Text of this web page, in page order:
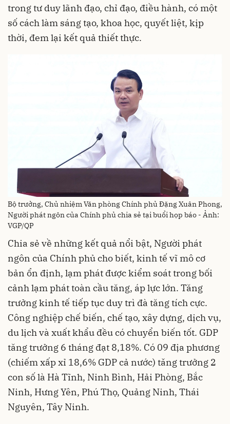
trong tư duy lãnh đạo, chỉ đạo, điều hành, có một
số cách làm sáng tạo, khoa học, quyết liệt, kịp
thời, đem lại kết quả thiết thực.
Bộ trưởng, Chủ nhiệm Văn phòng Chính phủ Đặng Xuân Phong,
Người phát ngôn của Chính phủ chia sẻ tại buổi họp báo - Ảnh:
VGP/QP
Chia sẻ về những kết quả nổi bật, Người phát
ngôn của Chính phủ cho biết, kinh tế vĩ mô cơ
bản ổn định, lạm phát được kiểm soát trong bối
cảnh lạm phát toàn cầu tăng, áp lực lớn. Tăng
trưởng kinh tế tiếp tục duy trì đà tăng tích cực.
Công nghiệp chế biến, chế tạo, xây dựng, dịch vụ,
du lịch và xuất khẩu đều có chuyển biến tốt. GDP
tăng trưởng 6 tháng đạt 8,18%. Có 09 địa phương
(chiếm xấp xỉ 18,6% GDP cả nước) tǎng trưởng 2
con số là Hà Tĩnh, Ninh Bình, Hải Phòng, Bắc
Ninh, Hưng Yên, Phú Thọ, Quảng Ninh, Thái
Nguyên, Tây Ninh.